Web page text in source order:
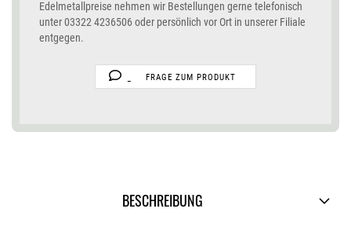
Edelmetallpreise nehmen wir Bestellungen gerne telefonisch
unter 03322 4236506 oder persönlich vor Ort in unserer Filiale
entgegen.
FRAGE ZUM PRODUKT
BESCHREIBUNG